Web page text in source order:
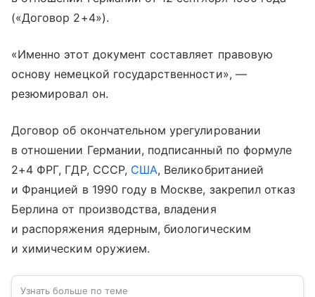
(«Договор 2+4»).
«Именно этот документ составляет правовую
основу немецкой государственности», —
резюмировал он.
Договор об окончательном урегулировании
в отношении Германии, подписанный по формуле
2+4 ФРГ, ГДР, СССР, США, Великобританией
и Францией в 1990 году в Москве, закрепил отказ
Берлина от производства, владения
и распоряжения ядерным, биологическим
и химическим оружием.
Узнать больше по теме